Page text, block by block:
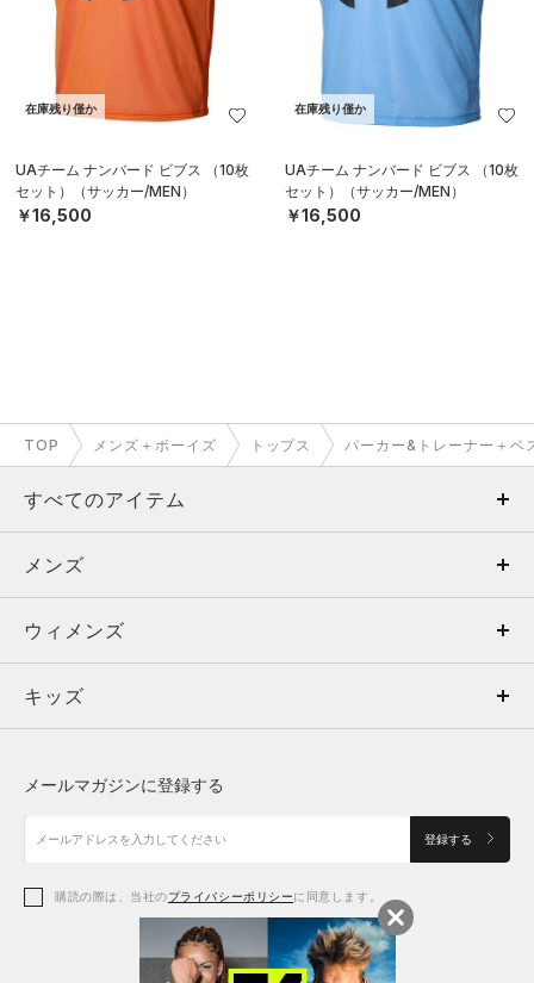
在庫残り僅か
UAチーム ナンバード ビブス （10枚
セット）（サッカー/MEN）
￥16,500
在庫残り僅か
UAチーム ナンバード ビブス （10枚
セット）（サッカー/MEN）
￥16,500
TOP メンズ＋ボーイズ トップス パーカー&トレーナー＋ベ
すべてのアイテム
メンズ
ウィメンズ
キッズ
アクセサリー
メンズ
トップス
ボトムス
アクセサリー
ウィメンズ
トップス
シューズ
アクセサリー
キッズ
シューズ
メールマガジンに登録する
登録する
購読の際は、当社のプライバシーポリシーに同意します。